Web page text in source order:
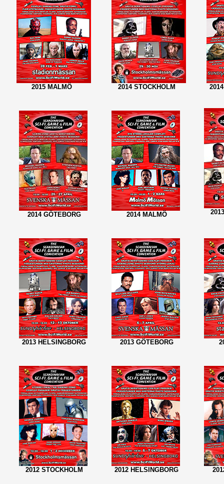
2015 MALMÖ 2014 STOCKHOLM
2014 GÖTEBORG 2014 MALMÖ
2013 HELSINGBORG 2013 GÖTEBORG
2012 STOCKHOLM 2012 HELSINGBORG